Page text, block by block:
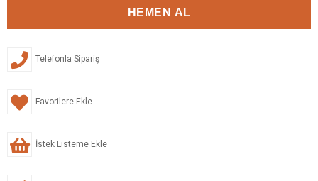
Telefonla Sipariş
Favorilere Ekle
İstek Listeme Ekle